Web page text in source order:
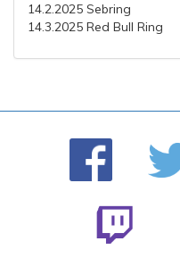
14.2.2025 Sebring
14.3.2025 Red Bull Ring